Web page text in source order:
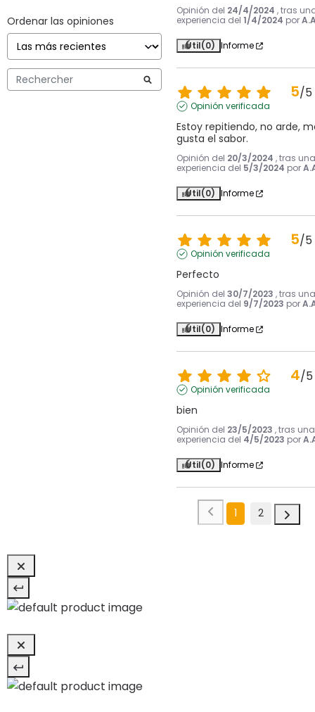
Ordenar las opiniones
Opinión del 24/4/2024 , tras
experiencia del 1/4/2024 por
Útil(0) Informe
5/5
Opinión verificada
Estoy repitiendo, no arde,
gusta el sabor.
Opinión del 20/3/2024 , tras una
experiencia del 5/3/2024 por
Útil(0) Informe
5/5
Opinión verificada
Perfecto
Opinión del 30/7/2023 , tras una
experiencia del 9/7/2023 por
Útil(0) Informe
4/5
Opinión verificada
bien
Opinión del 23/5/2023 , tras una
experiencia del 4/5/2023 por
Útil(0) Informe
1 2